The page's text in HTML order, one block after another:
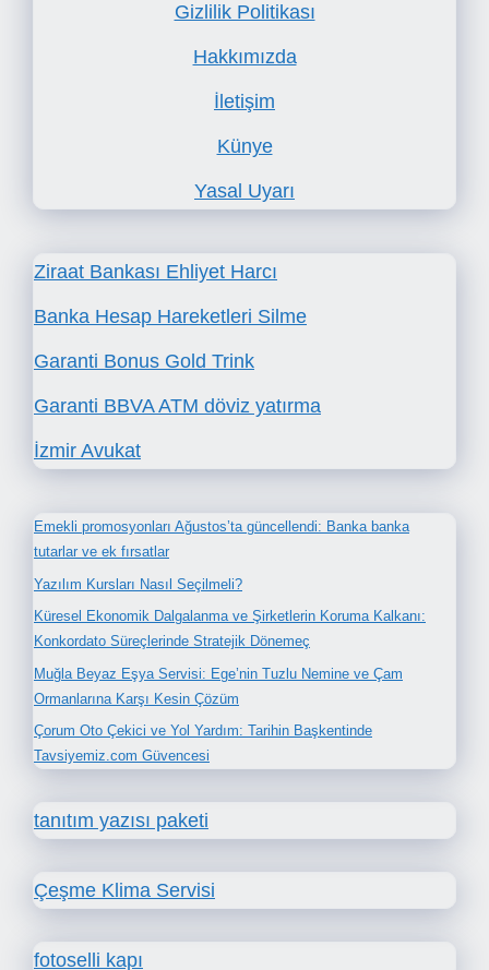
Gizlilik Politikası
Hakkımızda
İletişim
Künye
Yasal Uyarı
Ziraat Bankası Ehliyet Harcı
Banka Hesap Hareketleri Silme
Garanti Bonus Gold Trink
Garanti BBVA ATM döviz yatırma
İzmir Avukat
Emekli promosyonları Ağustos’ta güncellendi: Banka banka
tutarlar ve ek fırsatlar
Yazılım Kursları Nasıl Seçilmeli?
Küresel Ekonomik Dalgalanma ve Şirketlerin Koruma Kalkanı:
Konkordato Süreçlerinde Stratejik Dönemeç
Muğla Beyaz Eşya Servisi: Ege’nin Tuzlu Nemine ve Çam
Ormanlarına Karşı Kesin Çözüm
Çorum Oto Çekici ve Yol Yardım: Tarihin Başkentinde
Tavsiyemiz.com Güvencesi
tanıtım yazısı paketi
Çeşme Klima Servisi
fotoselli kapı